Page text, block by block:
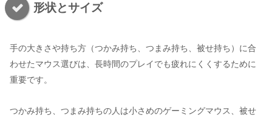
形状とサイズ
手の大きさや持ち方（つかみ持ち、つまみ持ち、被せ持ち）に合
わせたマウス選びは、長時間のプレイでも疲れにくくするために
重要です。
つかみ持ち、つまみ持ちの人は小さめのゲーミングマウス、被せ